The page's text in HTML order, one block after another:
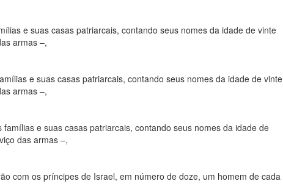
e suas casas patriarcais, contando seus nomes da idade de vinte
armas –,
e suas casas patriarcais, contando seus nomes da idade de vinte
armas –,
e suas casas patriarcais, contando seus nomes da idade de
das armas –,
com os príncipes de Israel, em número de doze, um homem de cada